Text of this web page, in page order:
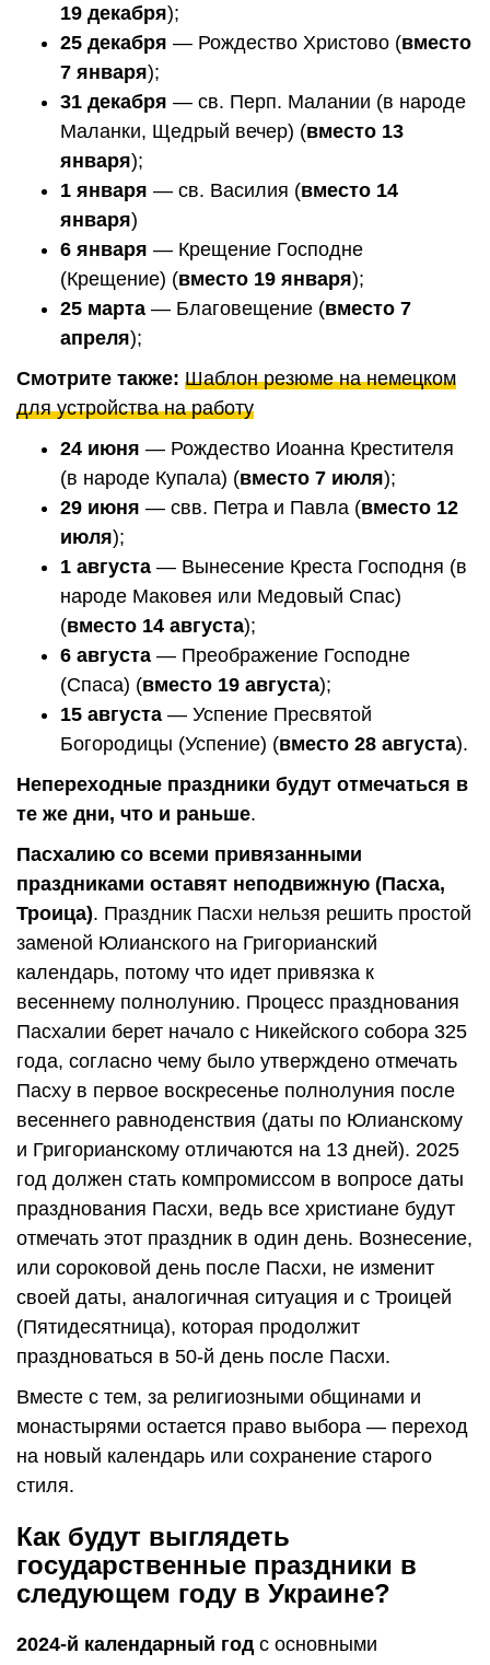
19 декабря);
25 декабря — Рождество Христово (вместо
7 января);
31 декабря — св. Перп. Малании (в народе
Маланки, Щедрый вечер) (вместо 13
января);
1 января — св. Василия (вместо 14
января)
6 января — Крещение Господне
(Крещение) (вместо 19 января);
25 марта — Благовещение (вместо 7
апреля);
Смотрите также: Шаблон резюме на немецком
для устройства на работу
24 июня — Рождество Иоанна Крестителя
(в народе Купала) (вместо 7 июля);
29 июня — свв. Петра и Павла (вместо 12
июля);
1 августа — Вынесение Креста Господня (в
народе Маковея или Медовый Спас)
(вместо 14 августа);
6 августа — Преображение Господне
(Спаса) (вместо 19 августа);
15 августа — Успение Пресвятой
Богородицы (Успение) (вместо 28 августа).
Непереходные праздники будут отмечаться в
те же дни, что и раньше.
Пасхалию со всеми привязанными
праздниками оставят неподвижную (Пасха,
Троица). Праздник Пасхи нельзя решить простой
заменой Юлианского на Григорианский
календарь, потому что идет привязка к
весеннему полнолунию. Процесс празднования
Пасхалии берет начало с Никейского собора 325
года, согласно чему было утверждено отмечать
Пасху в первое воскресенье полнолуния после
весеннего равноденствия (даты по Юлианскому
и Григорианскому отличаются на 13 дней). 2025
год должен стать компромиссом в вопросе даты
празднования Пасхи, ведь все христиане будут
отмечать этот праздник в один день. Вознесение,
или сороковой день после Пасхи, не изменит
своей даты, аналогичная ситуация и с Троицей
(Пятидесятница), которая продолжит
праздноваться в 50-й день после Пасхи.
Вместе с тем, за религиозными общинами и
монастырями остается право выбора — переход
на новый календарь или сохранение старого
стиля.
Как будут выглядеть
государственные праздники в
следующем году в Украине?
2024-й календарный год с основными